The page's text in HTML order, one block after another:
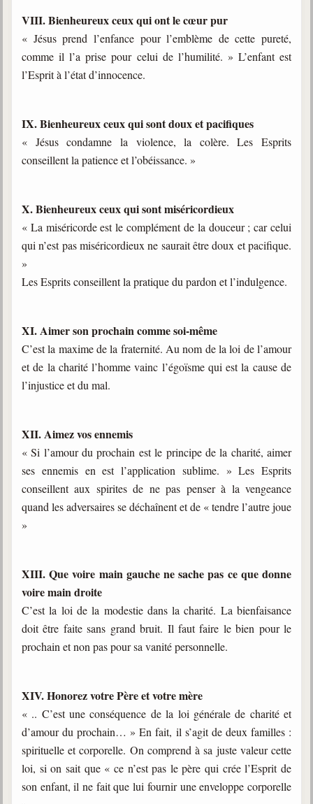
VIII. Bienheureux ceux qui ont le cœur pur
« Jésus prend l’enfance pour l’emblème de cette pureté,
comme il l’a prise pour celui de l’humilité. » L’enfant est
l’Esprit à l’état d’innocence.
IX. Bienheureux ceux qui sont doux et pacifiques
« Jésus condamne la violence, la colère. Les Esprits
conseillent la patience et l’obéissance. »
X. Bienheureux ceux qui sont miséricordieux
« La miséricorde est le complément de la douceur ; car celui
qui n’est pas miséricordieux ne saurait être doux et pacifique.
»
Les Esprits conseillent la pratique du pardon et l’indulgence.
XI. Aimer son prochain comme soi-même
C’est la maxime de la fraternité. Au nom de la loi de l’amour
et de la charité l’homme vainc l’égoïsme qui est la cause de
l’injustice et du mal.
XII. Aimez vos ennemis
« Si l’amour du prochain est le principe de la charité, aimer
ses ennemis en est l’application sublime. » Les Esprits
conseillent aux spirites de ne pas penser à la vengeance
quand les adversaires se déchaînent et de « tendre l’autre joue
»
XIII. Que voire main gauche ne sache pas ce que donne
voire main droite
C’est la loi de la modestie dans la charité. La bienfaisance
doit être faite sans grand bruit. Il faut faire le bien pour le
prochain et non pas pour sa vanité personnelle.
XIV. Honorez votre Père et votre mère
« .. C’est une conséquence de la loi générale de charité et
d’amour du prochain… » En fait, il s’agit de deux familles :
spirituelle et corporelle. On comprend à sa juste valeur cette
loi, si on sait que « ce n’est pas le père qui crée l’Esprit de
son enfant, il ne fait que lui fournir une enveloppe corporelle